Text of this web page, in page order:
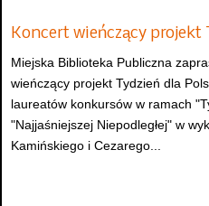
Koncert wieńczący projekt
Miejska Biblioteka Publiczna
wieńczący projekt Tydzień dla
laureatów konkursów w ramach
"Najjaśniejszej Niepodległej" w
Kamińskiego i Cezarego...